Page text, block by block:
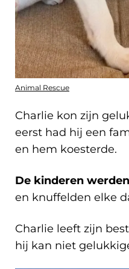
Animal Rescue
Charlie kon zijn
eerst had hij een
en hem koesterde.
De kinderen
en knuffelden elke
Charlie leeft zijn
hij kan niet